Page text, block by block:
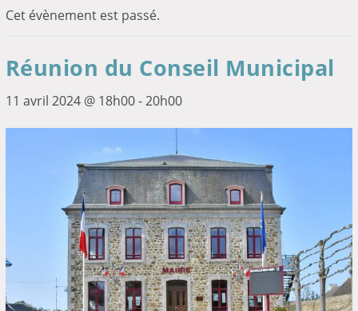
Cet évènement est passé.
Réunion du Conseil Municipal
11 avril 2024 @ 18h00-20h00